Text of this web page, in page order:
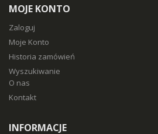
MOJE KONTO
Zaloguj
Moje Konto
Historia zamówień
Wyszukiwanie
O nas
Kontakt
INFORMACJE